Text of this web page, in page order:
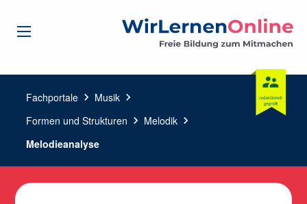
Fachportale chevron_right Musik chevron_right
Formen und Strukturen chevron_right Melodik chevron_right
Melodieanalyse